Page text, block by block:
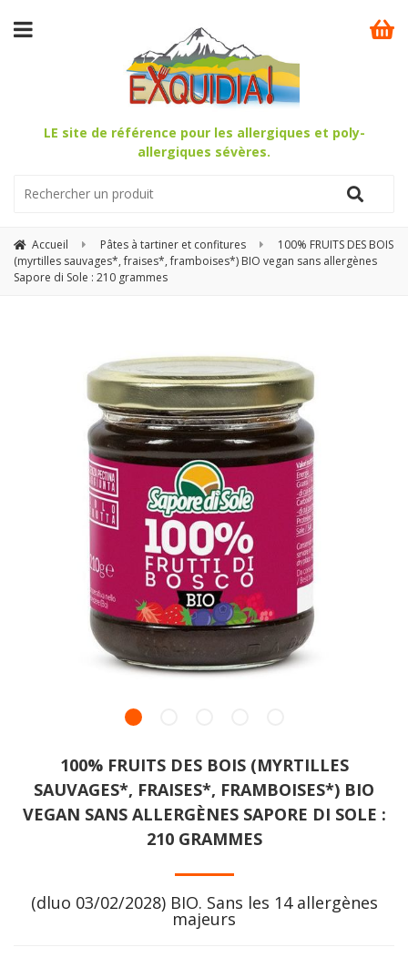
LE site de référence pour les allergiques et poly-
allergiques sévères.
Accueil Pâtes à tartiner et confitures
100% FRUITS DES BOIS
(myrtilles sauvages*, fraises*, framboises*) BIO vegan sans allergènes
Sapore di Sole : 210 grammes
100% FRUITS DES BOIS (MYRTILLES
SAUVAGES*, FRAISES*, FRAMBOISES*) BIO
VEGAN SANS ALLERGÈNES SAPORE DI SOLE :
210 GRAMMES
(dluo 03/02/2028) BIO. Sans les 14 allergènes
majeurs